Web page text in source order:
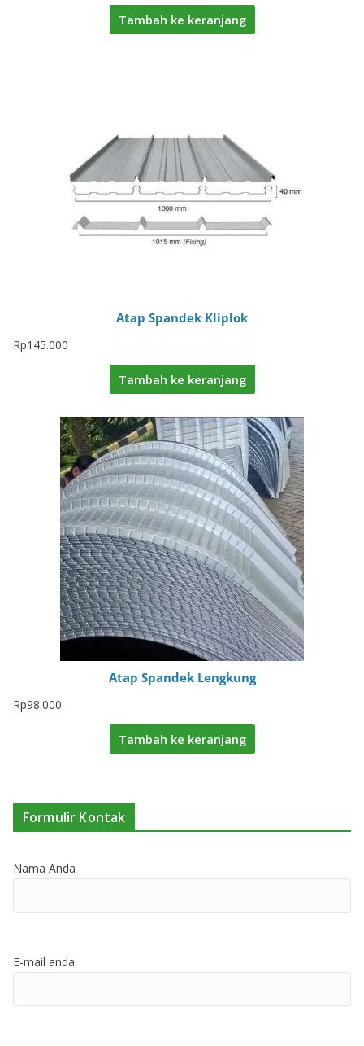
Tambah ke keranjang
Atap Spandek Kliplok
Rp145.000
Tambah ke keranjang
Atap Spandek Lengkung
Rp98.000
Tambah ke keranjang
Formulir Kontak
Nama Anda
E-mail anda